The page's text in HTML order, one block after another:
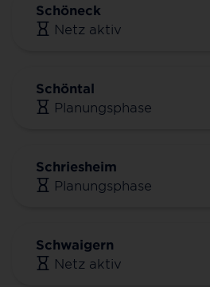
Schöneck
Netz aktiv
Schöntal
Planungsphase
Schriesheim
Planungsphase
Schwaigern
Netz aktiv